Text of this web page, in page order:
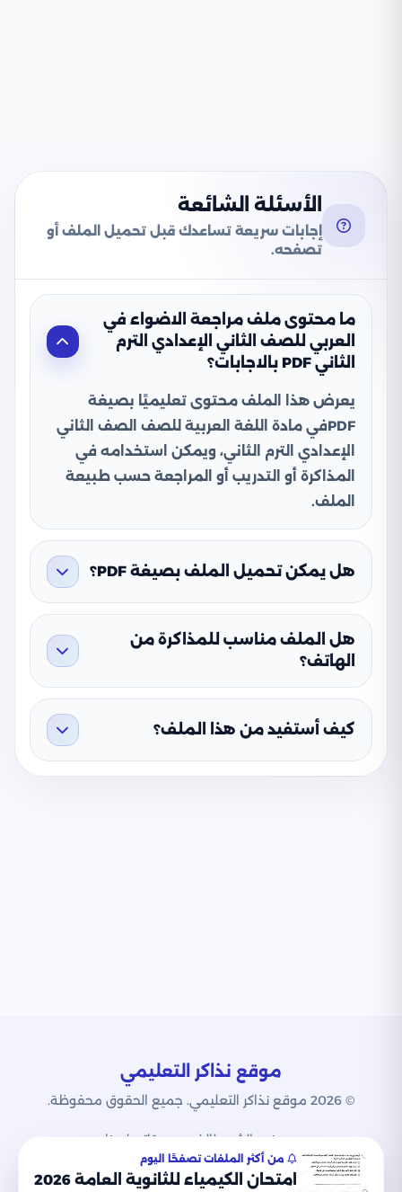
الأسئلة الشائعة
إجابات سريعة تساعدك قبل تحميل الملف أو
تصفحه.
ما محتوى ملف مراجعة الاضواء في
العربي للصف الثاني الإعدادي الترم
الثاني PDF بالاجابات؟
يعرض هذا الملف محتوى تعليميًا بصيغة
PDFفي مادة اللغة العربية للصف الصف الثاني
الإعدادي الترم الثاني، ويمكن استخدامه في
المذاكرة أو التدريب أو المراجعة حسب طبيعة
الملف.
هل يمكن تحميل الملف بصيغة PDF؟
هل الملف مناسب للمذاكرة من
الهاتف؟
كيف أستفيد من هذا الملف؟
موقع نذاكر التعليمي
© 2026 موقع نذاكر التعليمي. جميع الحقوق محفوظة.
من نحن الشروطالخصوصيةاتصل بنا
من أكثر الملفات تصفحًا اليوم
امتحان الكيمياء للثانوية العامة 2026